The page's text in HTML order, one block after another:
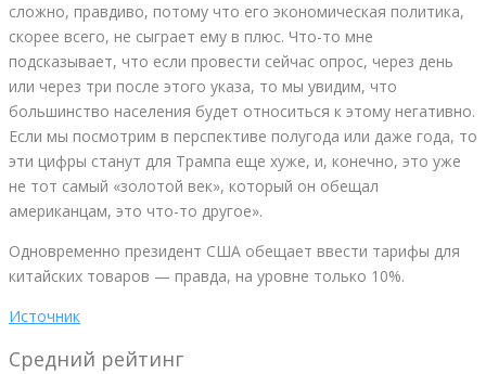
сложно, правдиво, потому что его экономическая политика,
скорее всего, не сыграет ему в плюс. Что-то мне
подсказывает, что если провести сейчас опрос, через день
или через три после этого указа, то мы увидим, что
большинство населения будет относиться к этому негативно.
Если мы посмотрим в перспективе полугода или даже года, то
эти цифры станут для Трампа еще хуже, и, конечно, это уже
не тот самый «золотой век», который он обещал
американцам, это что-то другое».
Одновременно президент США обещает ввести тарифы для
китайских товаров — правда, на уровне только 10%.
Источник
Средний рейтинг